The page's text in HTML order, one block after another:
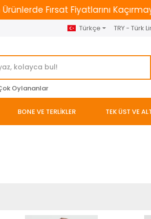
Fırsat Fiyatlarını Kaçırmayın. |
Türkçe TRY - Türk
Oylananlar
BONE VE TERLİKLER TEK ÜST VE